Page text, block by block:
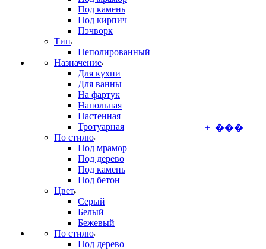
Под камень
Под кирпич
Пэчворк
Тип
Неполированный
Назначение
Для кухни
Для ванны
На фартук
Напольная
Настенная
Тротуарная
По стилю
Под мрамор
Под дерево
Под камень
Под бетон
Цвет
Серый
Белый
Бежевый
По стилю
Под дерево
+ ���